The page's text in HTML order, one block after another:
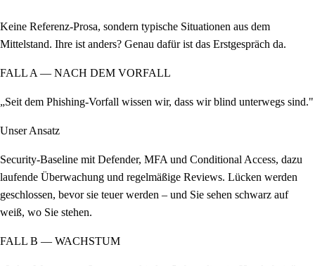
Keine Referenz-Prosa, sondern typische Situationen aus dem
Mittelstand. Ihre ist anders? Genau dafür ist das Erstgespräch da.
FALL A — NACH DEM VORFALL
„Seit dem Phishing-Vorfall wissen wir, dass wir blind unterwegs sind."
Unser Ansatz
Security-Baseline mit Defender, MFA und Conditional Access, dazu
laufende Überwachung und regelmäßige Reviews. Lücken werden
geschlossen, bevor sie teuer werden – und Sie sehen schwarz auf
weiß, wo Sie stehen.
FALL B — WACHSTUM